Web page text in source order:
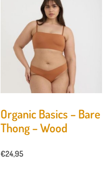
Organic Basics – Bare
Thong – Wood
€24,95